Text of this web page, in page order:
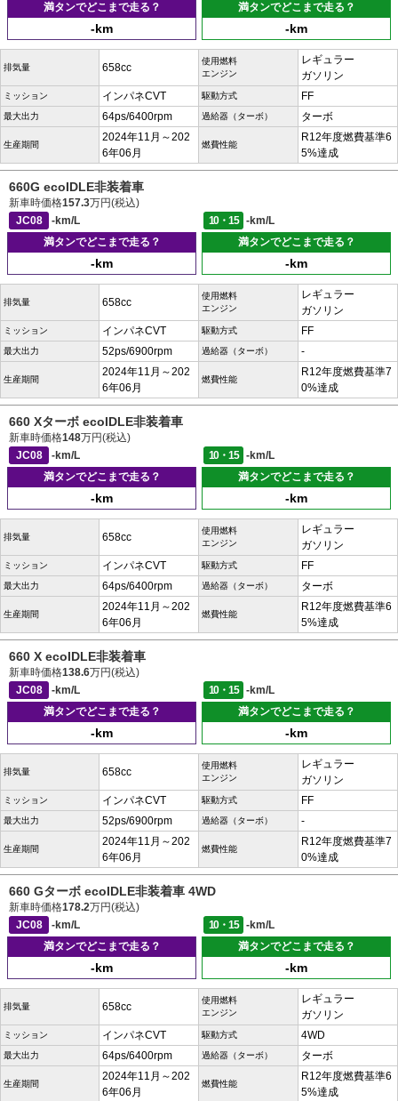
満タンでどこまで走る？
-km
満タンでどこまで走る？
-km
排気量 658cc
使用燃料
エンジン
レギュラー
ガソリン
ミッション インパネCVT 駆動方式 FF
最大出力 64ps/6400rpm 過給器（ターボ） ターボ
生産期間
2024年11月～202
6年06月
燃費性能
R12年度燃費基準6
5%達成
660G ecoIDLE非装着車
新車時価格157.3万円(税込)
JC08
-km/L 10・15
-km/L
満タンでどこまで走る？
-km
満タンでどこまで走る？
-km
排気量 658cc
使用燃料
エンジン
レギュラー
ガソリン
ミッション インパネCVT 駆動方式 FF
最大出力 52ps/6900rpm 過給器（ターボ） -
生産期間
2024年11月～202
6年06月
燃費性能
R12年度燃費基準7
0%達成
660 Xターボ ecoIDLE非装着車
新車時価格148万円(税込)
JC08
-km/L 10・15
-km/L
満タンでどこまで走る？
-km
満タンでどこまで走る？
-km
排気量 658cc
使用燃料
エンジン
レギュラー
ガソリン
ミッション インパネCVT 駆動方式 FF
最大出力 64ps/6400rpm 過給器（ターボ） ターボ
生産期間
2024年11月～202
6年06月
燃費性能
R12年度燃費基準6
5%達成
660 X ecoIDLE非装着車
新車時価格138.6万円(税込)
JC08
-km/L 10・15
-km/L
満タンでどこまで走る？
-km
満タンでどこまで走る？
-km
排気量 658cc
使用燃料
エンジン
レギュラー
ガソリン
ミッション インパネCVT 駆動方式 FF
最大出力 52ps/6900rpm 過給器（ターボ） -
生産期間
2024年11月～202
6年06月
燃費性能
R12年度燃費基準7
0%達成
660 Gターボ ecoIDLE非装着車 4WD
新車時価格178.2万円(税込)
JC08
-km/L 10・15
-km/L
満タンでどこまで走る？
-km
満タンでどこまで走る？
-km
排気量 658cc
使用燃料
エンジン
レギュラー
ガソリン
ミッション インパネCVT 駆動方式 4WD
最大出力 64ps/6400rpm 過給器（ターボ） ターボ
生産期間
2024年11月～202
6年06月
燃費性能
R12年度燃費基準6
5%達成